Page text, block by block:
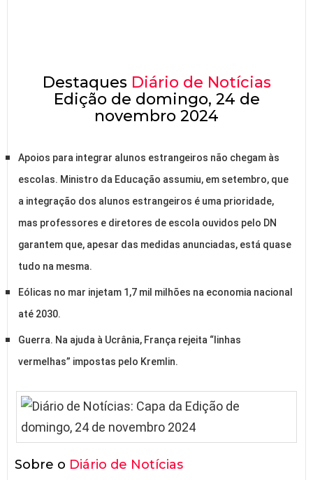
Destaques Diário de Notícias
Edição de domingo, 24 de
novembro 2024
Apoios para integrar alunos estrangeiros não chegam às
escolas. Ministro da Educação assumiu, em setembro, que
a integração dos alunos estrangeiros é uma prioridade,
mas professores e diretores de escola ouvidos pelo DN
garantem que, apesar das medidas anunciadas, está quase
tudo na mesma.
Eólicas no mar injetam 1,7 mil milhões na economia nacional
até 2030.
Guerra. Na ajuda à Ucrânia, França rejeita “linhas
vermelhas” impostas pelo Kremlin.
Sobre o Diário de Notícias